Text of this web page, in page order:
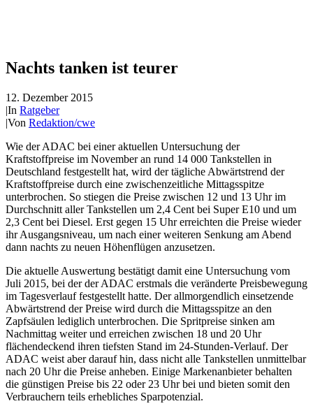
Nachts tanken ist teurer
12. Dezember 2015
|In Ratgeber
|Von Redaktion/cwe
Wie der ADAC bei einer aktuellen Untersuchung der
Kraftstoffpreise im November an rund 14 000 Tankstellen in
Deutschland festgestellt hat, wird der tägliche Abwärtstrend der
Kraftstoffpreise durch eine zwischenzeitliche Mittagsspitze
unterbrochen. So stiegen die Preise zwischen 12 und 13 Uhr im
Durchschnitt aller Tankstellen um 2,4 Cent bei Super E10 und um
2,3 Cent bei Diesel. Erst gegen 15 Uhr erreichten die Preise wieder
ihr Ausgangsniveau, um nach einer weiteren Senkung am Abend
dann nachts zu neuen Höhenflügen anzusetzen.
Die aktuelle Auswertung bestätigt damit eine Untersuchung vom
Juli 2015, bei der der ADAC erstmals die veränderte Preisbewegung
im Tagesverlauf festgestellt hatte. Der allmorgendlich einsetzende
Abwärtstrend der Preise wird durch die Mittagsspitze an den
Zapfsäulen lediglich unterbrochen. Die Spritpreise sinken am
Nachmittag weiter und erreichen zwischen 18 und 20 Uhr
flächendeckend ihren tiefsten Stand im 24-Stunden-Verlauf. Der
ADAC weist aber darauf hin, dass nicht alle Tankstellen unmittelbar
nach 20 Uhr die Preise anheben. Einige Markenanbieter behalten
die günstigen Preise bis 22 oder 23 Uhr bei und bieten somit den
Verbrauchern teils erhebliches Sparpotenzial.